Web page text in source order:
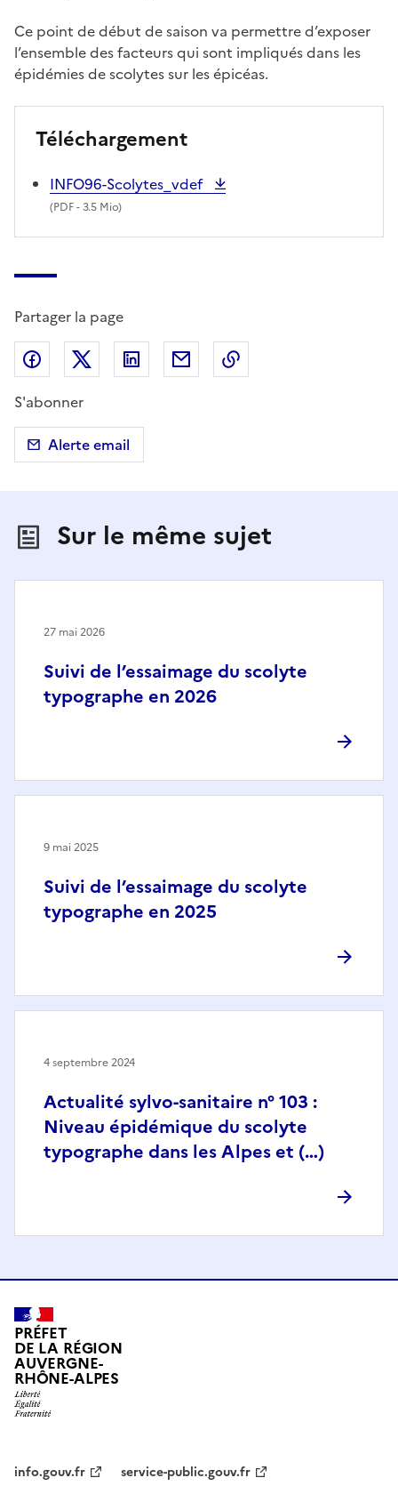
Ce point de début de saison va permettre d’exposer
l’ensemble des facteurs qui sont impliqués dans les
épidémies de scolytes sur les épicéas.
Téléchargement
INFO96-Scolytes_vdef
(PDF- 3.5 Mio)
Partager la page
Partager sur Facebook
Partager sur X (anciennement Twitter)
Partager sur LinkedIn
Partager par email
S'abonner
Alerte email
Sur le même sujet
Suivi de l’essaimage du scolyte
typographe en 2026
27 mai 2026
Suivi de l’essaimage du scolyte
typographe en 2025
9 mai 2025
Actualité sylvo-sanitaire n° 103 :
Niveau épidémique du scolyte
typographe dans les Alpes et (…)
4 septembre 2024
PRÉFET
DE LA RÉGION
AUVERGNE-
RHÔNE-ALPES
info.gouv.fr
service-public.gouv.fr